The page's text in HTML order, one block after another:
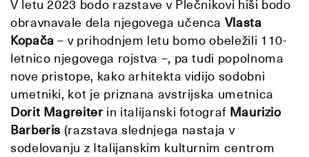
V letu 2023 bodo razstave v Plečnikovi hiši bodo
obravnavale dela njegovega učenca Vlasta
Kopača – v prihodnjem letu bomo obeležili 110-
letnico njegovega rojstva –, pa tudi popolnoma
nove pristope, kako arhitekta vidijo sodobni
umetniki, kot je priznana avstrijska umetnica
Dorit Magreiter in italijanski fotograf Maurizio
Barberis (razstava slednjega nastaja v
sodelovanju z Italijanskim kulturnim centrom